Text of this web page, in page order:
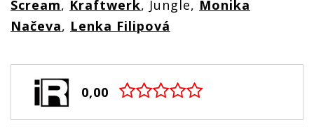
Scream, Kraftwerk, Jungle, Monika
Načeva, Lenka Filipová
0,00